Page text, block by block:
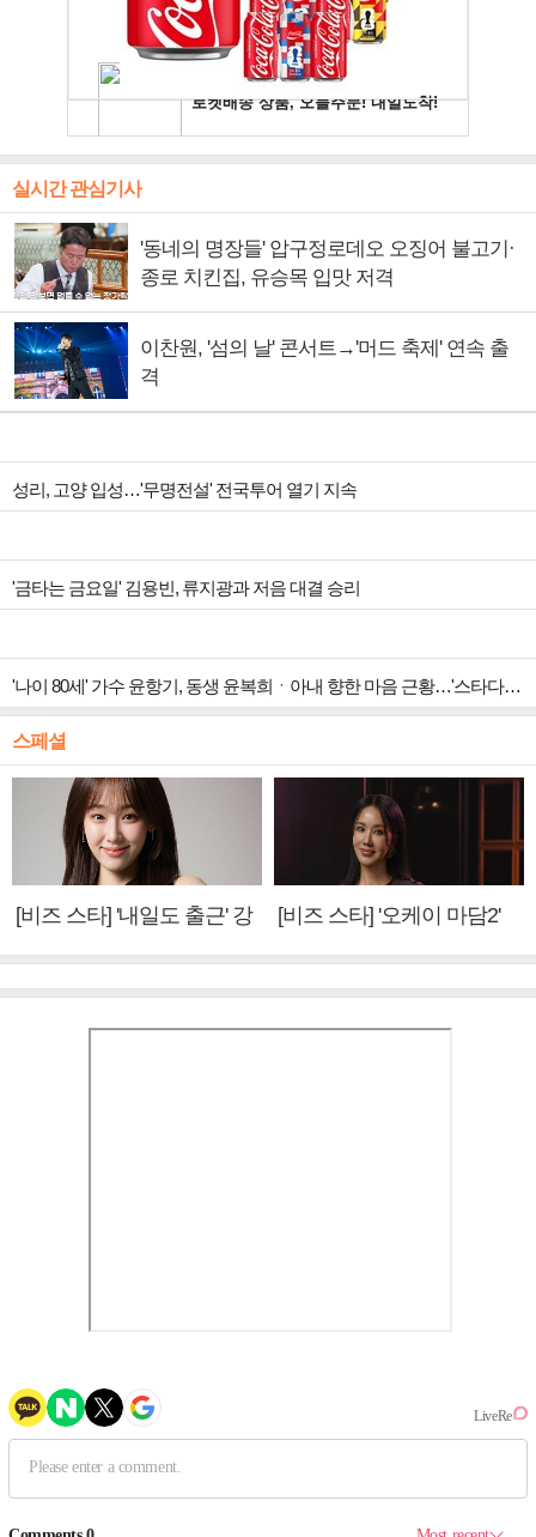
실시간 관심기사
'동네의 명장들' 압구정로데오 오징어 불고기·
종로 치킨집, 유승목 입맛 저격
이찬원, '섬의 날' 콘서트→'머드 축제' 연속 출
격
성리, 고양 입성…'무명전설' 전국투어 열기 지속
'금타는 금요일' 김용빈, 류지광과 저음 대결 승리
'나이 80세' 가수 윤항기, 동생 윤복희ㆍ아내 향한 마음 근황…'스타다큐 마이웨이' 출연
스페셜
[비즈 스타] '내일도 출근' 강
[비즈 스타] '오케이 마담2'